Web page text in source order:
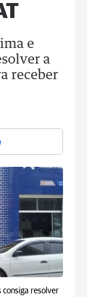
e
a
receber
consiga resolver